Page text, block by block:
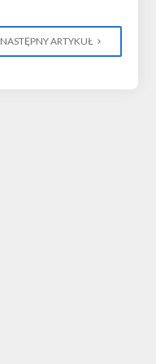
NASTĘPNY ARTYKUŁ